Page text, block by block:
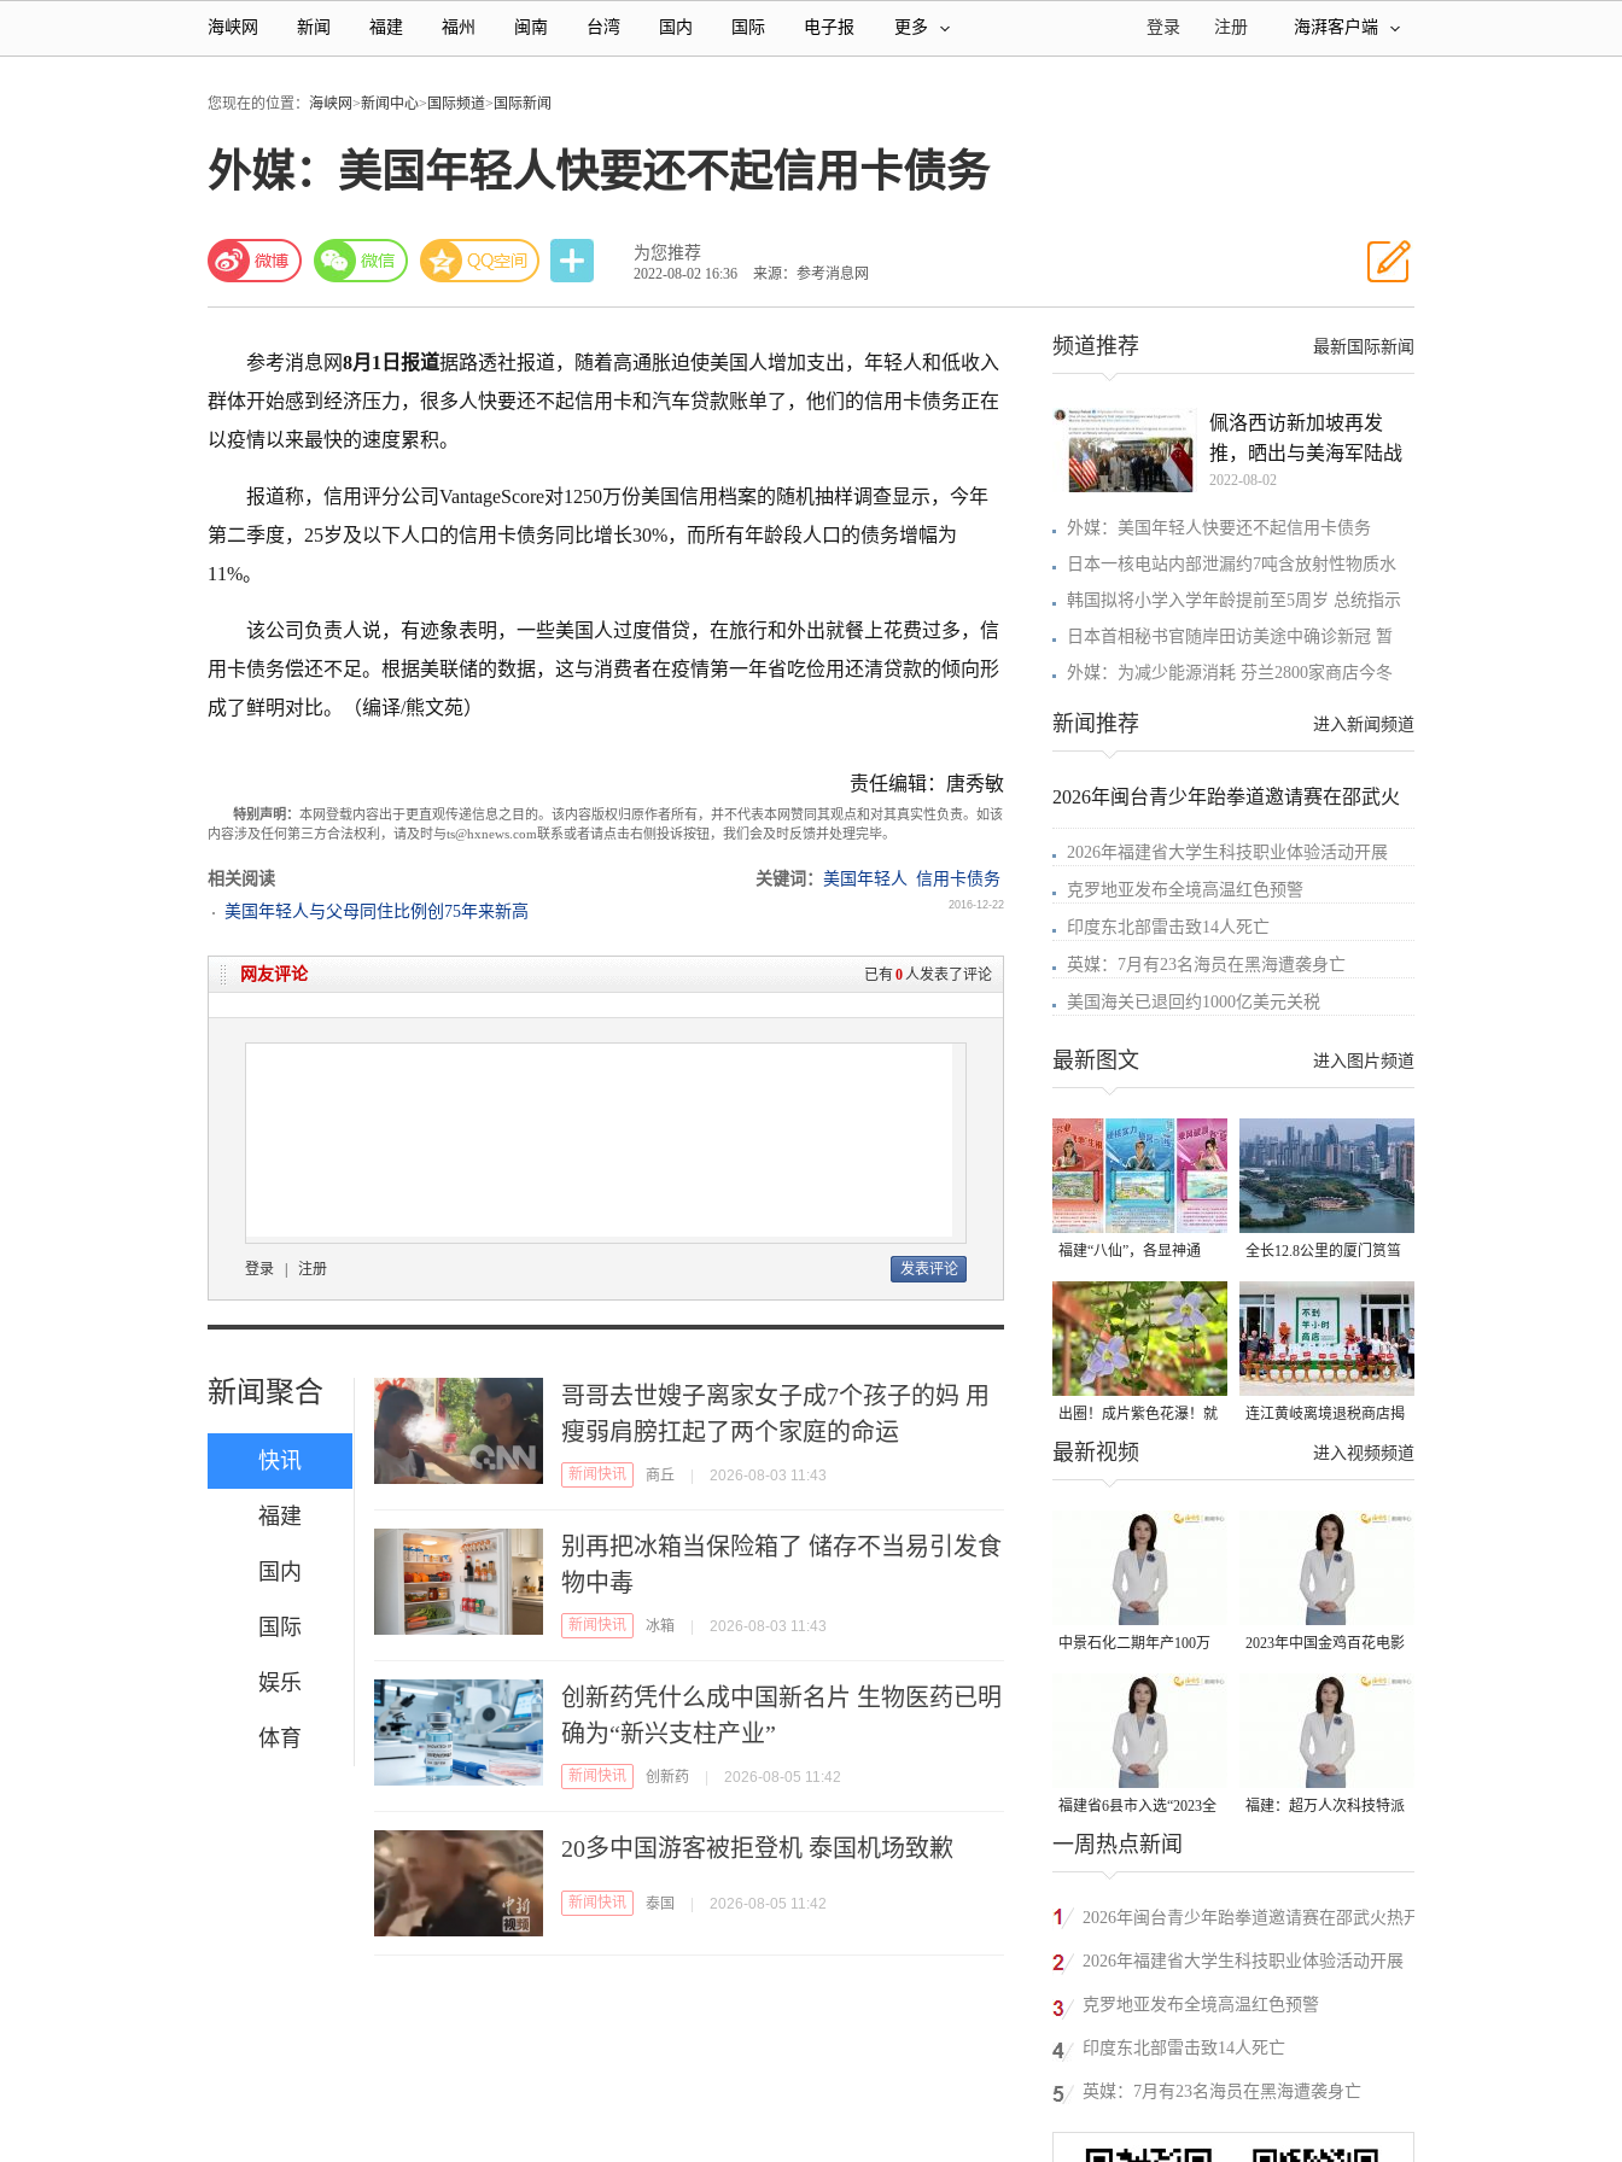
海峡网 新闻 福建 福州 闽南 台湾 国内 国际 电子报 更多 海湃客户端
注册
登录
您现在的位置： 海峡网>新闻中心> 国际频道> 国际新闻
外媒：美国年轻人快要还不起信用卡债务
为您推荐
2022-08-02 16:36 来源：参考消息网
参考消息网8月1日报道据路透社报道，随着高通胀迫使美国人增加支出，年轻人和低收入
群体开始感到经济压力，很多人快要还不起信用卡和汽车贷款账单了，他们的信用卡债务正在
以疫情以来最快的速度累积。
报道称，信用评分公司VantageScore对1250万份美国信用档案的随机抽样调查显示，今年
第二季度，25岁及以下人口的信用卡债务同比增长30%，而所有年龄段人口的债务增幅为
11%。
该公司负责人说，有迹象表明，一些美国人过度借贷，在旅行和外出就餐上花费过多，信
用卡债务偿还不足。根据美联储的数据，这与消费者在疫情第一年省吃俭用还清贷款的倾向形
成了鲜明对比。（编译/熊文苑）
责任编辑：唐秀敏
特别声明： 本网登载内容出于更直观传递信息之目的。该内容版权归原作者所有，并不代表本网赞同其观点和对其真实性负责。如该
内容涉及任何第三方合法权利，请及时与ts@hxnews.com联系或者请点击右侧投诉按钮，我们会及时反馈并处理完毕。
相关阅读 关键词： 美国年轻人 信用卡债务
美国年轻人与父母同住比例创75年来新高
2016-12-22
已有0人发表了评论
网友评论
登录 注册
新闻聚合
快讯
福建
国内
国际
娱乐
体育
哥哥去世嫂子离家女子成7个孩子的妈 用
瘦弱肩膀扛起了两个家庭的命运
新闻快讯 商丘 2026-08-03 11:43
别再把冰箱当保险箱了 储存不当易引发食
物中毒
新闻快讯 冰箱 2026-08-03 11:43
创新药凭什么成中国新名片 生物医药已明
确为“新兴支柱产业”
新闻快讯 创新药 2026-08-05 11:42
20多中国游客被拒登机 泰国机场致歉
新闻快讯 泰国 2026-08-05 11:42
最新国际新闻
频道推荐
佩洛西访新加坡再发
推，晒出与美海军陆战
队分
2022-08-02
外媒：美国年轻人快要还不起信用卡债务
日本一核电站内部泄漏约7吨含放射性物质水
韩国拟将小学入学年龄提前至5周岁 总统指示
日本首相秘书官随岸田访美途中确诊新冠 暂
外媒：为减少能源消耗 芬兰2800家商店今冬
进入新闻频道
新闻推荐
2026年闽台青少年跆拳道邀请赛在邵武火
2026年福建省大学生科技职业体验活动开展
克罗地亚发布全境高温红色预警
印度东北部雷击致14人死亡
英媒：7月有23名海员在黑海遭袭身亡
美国海关已退回约1000亿美元关税
进入图片频道
最新图文
福建“八仙”，各显神通 全长12.8公里的厦门筼筜
湖健身步道全线贯通
出圈！成片紫色花瀑！就
在光明港公园
连江黄岐离境退税商店揭
进入视频频道
最新视频
中景石化二期年产100万
吨丙烷脱氢项目建成中交
2023年中国金鸡百花电影
节有福电影巡展31日启动
福建省6县市入选“2023全
国县域发展潜力百强县”
福建：超万人次科技特派
一周热点新闻
2026年闽台青少年跆拳道邀请赛在邵武火热开
赛
2026年福建省大学生科技职业体验活动开展
克罗地亚发布全境高温红色预警
印度东北部雷击致14人死亡
英媒：7月有23名海员在黑海遭袭身亡